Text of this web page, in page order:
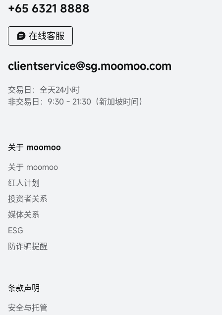
+65 6321 8888
在线客服
clientservice@sg.moomoo.com
交易日：全天24小时
非交易日：9:30 - 21:30（新加坡时间）
关于 moomoo
关于 moomoo
红人计划
投资者关系
媒体关系
ESG
防诈骗提醒
条款声明
安全与托管